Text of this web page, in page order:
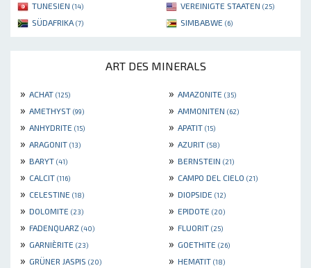
TUNESIEN (14) VEREINIGTE STAATEN (25)
SÜDAFRIKA (7) SIMBABWE (6)
ART DES MINERALS
» ACHAT (125) » AMAZONITE (35)
» AMETHYST (99) » AMMONITEN (62)
» ANHYDRITE (15) » APATIT (15)
» ARAGONIT (13) » AZURIT (58)
» BARYT (41) » BERNSTEIN (21)
» CALCIT (116) » CAMPO DEL CIELO (21)
» CELESTINE (18) » DIOPSIDE (12)
» DOLOMITE (23) » EPIDOTE (20)
» FADENQUARZ (40) » FLUORIT (25)
» GARNIÈRITE (23) » GOETHITE (26)
» GRÜNER JASPIS (20) » HEMATIT (18)